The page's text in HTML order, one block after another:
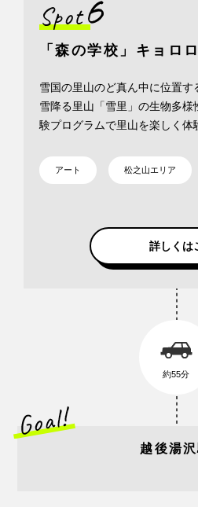
Spot
「森の学校」キョロロ
雪国の里山のど真ん中に位置す
雪降る里山「雪里」の生物多
験プログラムで里山を楽しく体
アート 松之山エリア
詳しくは
約55分
越後湯沢